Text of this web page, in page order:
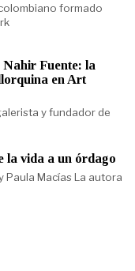
formado
Fuente: la
en Art
y fundador de
la vida a un órdago
Paula Macías La autora